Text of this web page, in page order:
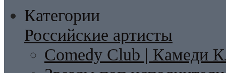
Категории
Российские артисты
Comedy Club | Камеди